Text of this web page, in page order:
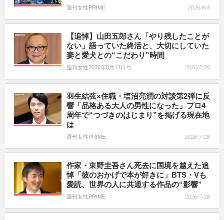
週刊女性PRIME 2026/8/5
【追悼】山田五郎さん「やり残したことが
ない」語っていた終活と、大切にしていた
妻と愛犬との“こだわり”時間
週刊女性2026年8月11日号 2026/7/29
羽生結弦×住職・塩沼亮潤の対談第2弾に反
響「品格ある大人の男性になった」プロ4
周年で“つづきのはじまり”を掲げる現在地
は
週刊女性PRIME 2026/7/28
作家・東野圭吾さん死去に国境を越えた追
悼「彼のおかげで本が好きに」BTS・Vも
愛読、世界の人に共通する作品の“影響”
週刊女性PRIME 2026/7/28